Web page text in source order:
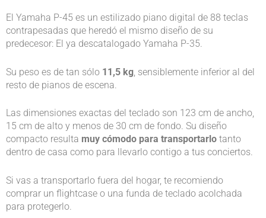
El Yamaha P-45 es un estilizado piano digital de 88 teclas
contrapesadas que heredó el mismo diseño de su
predecesor: El ya descatalogado Yamaha P-35.
Su peso es de tan sólo 11,5 kg , sensiblemente inferior al del
resto de pianos de escena.
Las dimensiones exactas del teclado son 123 cm de ancho,
15 cm de alto y menos de 30 cm de fondo. Su diseño
compacto resulta muy cómodo para transportarlo tanto
dentro de casa como para llevarlo contigo a tus conciertos.
Si vas a transportarlo fuera del hogar, te recomiendo
comprar un flightcase o una funda de teclado acolchada
para protegerlo.